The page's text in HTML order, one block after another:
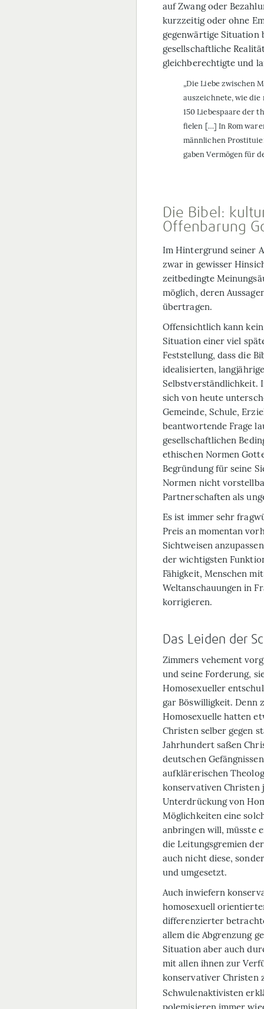
auf Zwang oder
kurzzeitig oder ohne
gegenwärtige Situation
gesellschaftliche
gleichberechtigte und
„Die Liebe zwischen
auszeichnete, wie die
150 Liebespaare der
fielen […] In Rom
männlichen
gaben Vermögen für
Die Bibel:
Offenbarung
Im Hintergrund seiner
zwar in gewisser
zeitbedingte
möglich, deren
übertragen.
Offensichtlich kann
Situation einer viel
Feststellung, dass die
idealisierten,
Selbstverständlichkeit.
sich von heute
Gemeinde, Schule,
beantwortende Frage
gesellschaftlichen
ethischen Normen
Begründung für seine
Normen nicht
Partnerschaften als
Es ist immer sehr
Preis an momentan
Sichtweisen
der wichtigsten
Fähigkeit, Menschen
Weltanschauungen in
korrigieren.
Das Leiden der
Zimmers vehement
und seine Forderung,
Homosexueller
gar Böswilligkeit. Denn
Homosexuelle hatten
Christen selber gegen
Jahrhundert saßen
deutschen
aufklärerischen
konservativen Christen
Unterdrückung von
Möglichkeiten eine
anbringen will, müsste
die Leitungsgremien
auch nicht diese,
und umgesetzt.
Auch inwiefern
homosexuell
differenzierter
allem die Abgrenzung
Situation aber auch
mit allen ihnen zur
konservativer Christen
Schwulenaktivisten